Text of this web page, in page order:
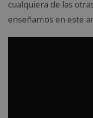
cualquiera de las
enseñamos en este